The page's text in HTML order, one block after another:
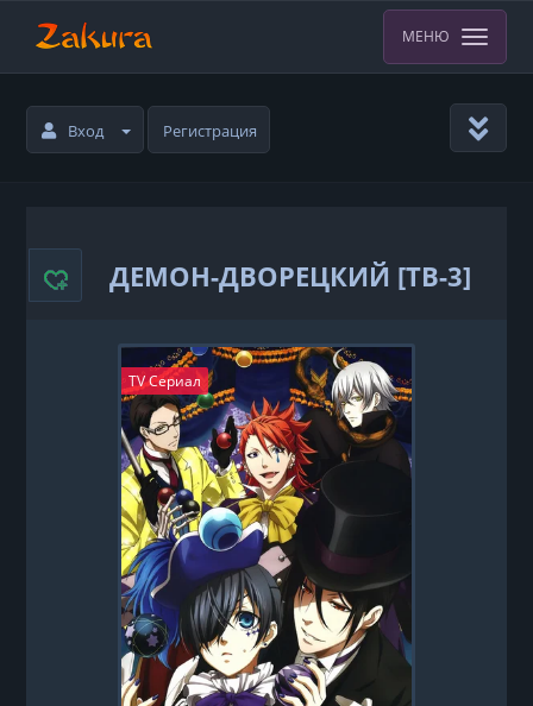
МЕНЮ
Вход Регистрация
ДЕМОН-ДВОРЕЦКИЙ [ТВ-3]
TV Сериал